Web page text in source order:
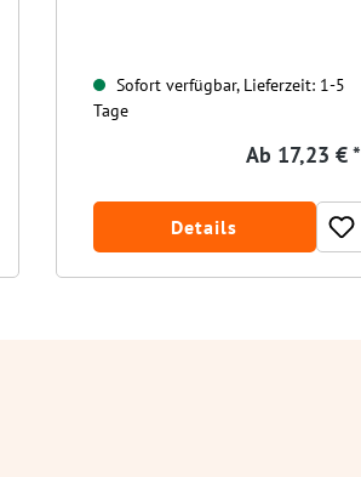
Sofort verfügbar, Lieferzeit: 1-5
Tage
Ab 17,23 € *
Details